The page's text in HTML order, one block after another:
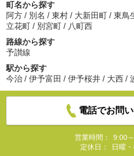
町名から探す
阿方 / 別名 / 東村 / 大新田町 / 東鳥
立花町 / 別宮町 / 八町西
路線から探す
予讃線
駅から探す
今治 / 伊予富田 / 伊予桜井 / 大西 /
電話でお問
営業時間：
9:00
定休日：
日曜